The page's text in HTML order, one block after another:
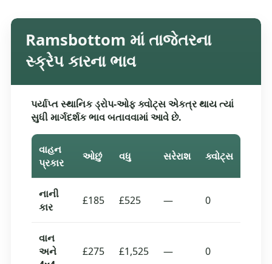
Ramsbottom માં તાજેતરના
સ્ક્રેપ કારના ભાવ
પર્યાપ્ત સ્થાનિક ડ્રોપ-ઓફ ક્વોટ્સ એકત્ર થાય ત્યાં
સુધી માર્ગદર્શક ભાવ બતાવવામાં આવે છે.
વાહન
પ્રકાર
ઓછું વધુ સરેરાશ ક્વોટ્સ
નાની
કાર
£185 £525 — 0
વાન
અને
£275 £1,525 — 0